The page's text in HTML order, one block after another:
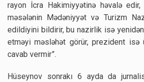
rayon İcra Hakimiyyətinə həvalə
məsələnin Mədəniyyət və Turizm
edildiyini bildirir, bu nazirlik isə
etməyi məsləhət görür, prezident isə
cavab vermir”.
Hüseynov sonrakı 6 ayda da